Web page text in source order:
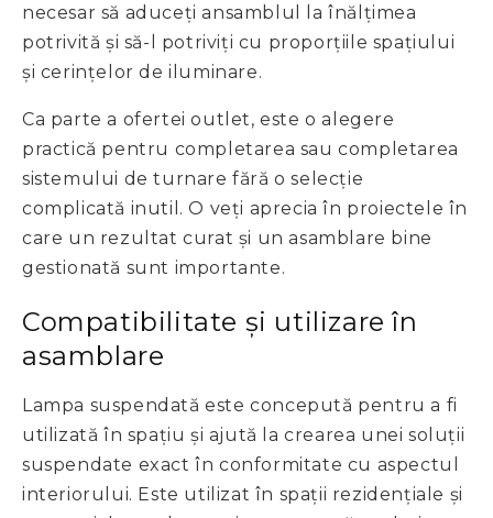
necesar să aduceți ansamblul la înălțimea
potrivită și să-l potriviți cu proporțiile spațiului
și cerințelor de iluminare.
Ca parte a ofertei outlet, este o alegere
practică pentru completarea sau completarea
sistemului de turnare fără o selecție
complicată inutil. O veți aprecia în proiectele în
care un rezultat curat și un asamblare bine
gestionată sunt importante.
Compatibilitate și utilizare în
asamblare
Lampa suspendată este concepută pentru a fi
utilizată în spațiu și ajută la crearea unei soluții
suspendate exact în conformitate cu aspectul
interiorului. Este utilizat în spații rezidențiale și